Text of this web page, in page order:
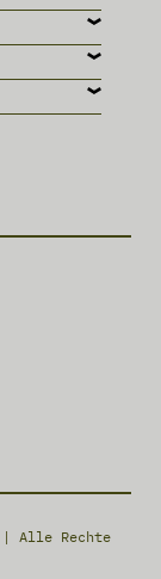
| Alle Rechte